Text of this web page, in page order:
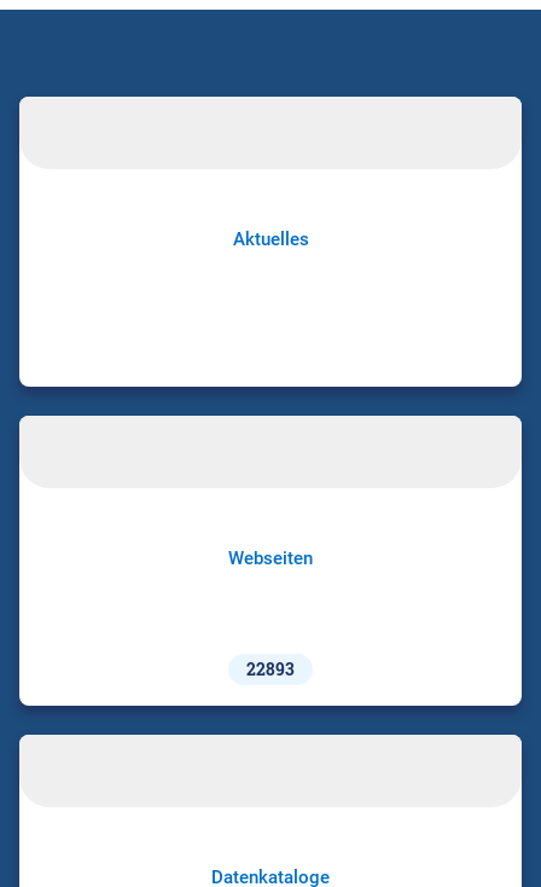
Aktuelles
Webseiten
22893
Datenkataloge